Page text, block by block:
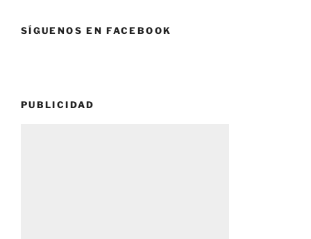
SÍGUENOS EN FACEBOOK
PUBLICIDAD